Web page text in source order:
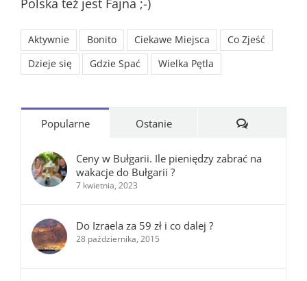
Polska też jest Fajna ;-)
Aktywnie Bonito Ciekawe Miejsca
Co Zjeść
Dzieje się
Gdzie Spać Wielka Pętla
Popularne Ostanie Komentarze
Ceny w Bułgarii. Ile pieniędzy zabrać na
wakacje do Bułgarii ?
7 kwietnia, 2023
Do Izraela za 59 zł i co dalej ?
28 października, 2015